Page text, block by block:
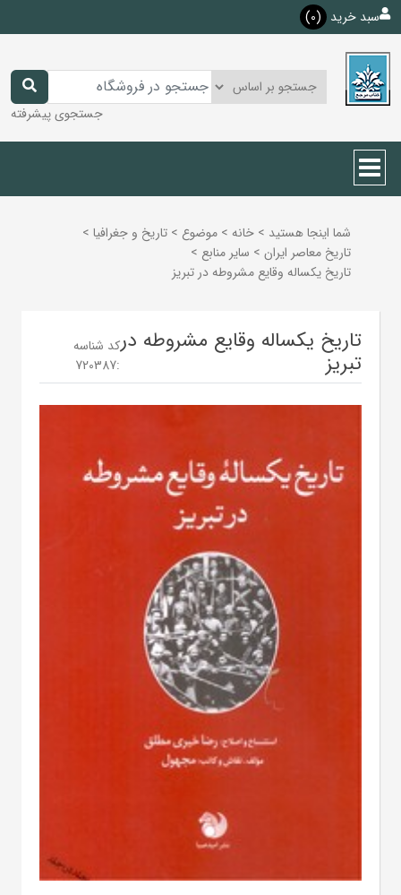
سبد خرید (0)
جستجوی پیشرفته
شما اینجا هستید > خانه > موضوع > تاريخ و جغرافيا >
تاريخ معاصر ايران > ساير منابع >
تاریخ یکساله وقایع مشروطه در تبریز
تاریخ یکساله وقایع مشروطه در
تبریز
کد شناسه
:
720387